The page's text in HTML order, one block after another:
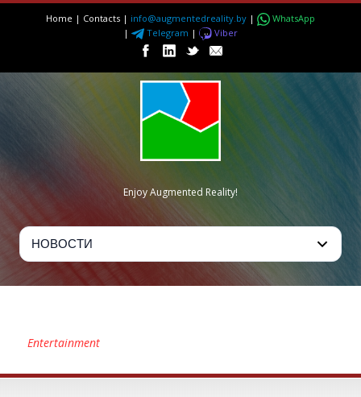
Home | Contacts | info@augmentedreality.by |
WhatsApp
|
Telegram | Viber
Enjoy Augmented Reality!
Entertainment